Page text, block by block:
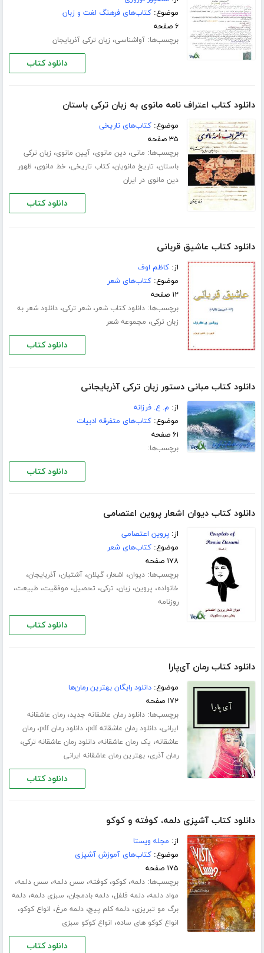
موضوع:کتاب‌های فرهنگ لغت و زبان
۶ صفحه
برچسب‌ها:آواشناسی، زبان ترکی آذربایجان
دانلود کتاب
دانلود کتاب اعتراف نامه مانوی به زبان ترکی باستان
موضوع:کتاب‌های تاریخی
۳۵ صفحه
برچسب‌ها: مانی،دین مانوی،آیین مانوی، زبان ترکی
باستان، تاریخ مانویان،کتاب تاریخی، خط مانوی، ظهور
دین مانوی در ایران
دانلود کتاب
دانلود کتاب عاشیق قربانی
از:کاظم اوف
موضوع:کتاب‌های شعر
۱۲ صفحه
برچسب‌ها:دانلود کتاب شعر،شعر ترکی،دانلود شعر به
زبان ترکی، مجموعه شعر
دانلود کتاب
دانلود کتاب مبانی دستور زبان ترکی آذربایجانی
از: م. ع. فرزانه
موضوع:کتاب‌های متفرقه ادبیات
۶۱ صفحه
برچسب‌ها:
دانلود کتاب
دانلود کتاب دیوان اشعار پروین اعتصامی
از:پروین اعتصامی
موضوع:کتاب‌های شعر
۱۷۸ صفحه
برچسب‌ها:دیوان، اشعار،گیلان،آشتیان،آذربایجان،
خانواده، پروین، زبان، ترکی، تحصیل، موفقیت، طبیعت،
روزنامه
دانلود کتاب
دانلود کتاب رمان آی‌پارا
موضوع:دانلود رایگان بهترین رمان‌ها
۱۷۲ صفحه
برچسب‌ها:دانلود رمان عاشقانه جدید،رمان عاشقانه
ایرانی،دانلود رمان عاشقانه pdf ،دانلود رمان pdf ،رمان
عاشقانه، یک رمان عاشقانه،دانلود رمان عاشقانه ترکی،
رمان آذری،بهترین رمان عاشقانه ایرانی
دانلود کتاب
دانلود کتاب آشپزی دلمه، کوفته و کوکو
از: مجله ویستا
موضوع:کتاب‌های آموزش آشپزی
۱۷۵ صفحه
برچسب‌ها:دلمه،کوکو،کوفته، سس دلمه، سس دلمه،
مواد دلمه،دلمه فلفل،دلمه بادمجان، سبزی دلمه،دلمه
برگ مو تبریزی،دلمه کلم پیچ،دلمه مرغ، انواع کوکو،
انواع کوکو های ساده، انواع کوکو سبزی
دانلود کتاب